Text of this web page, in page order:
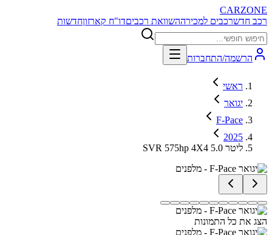
CARZONE
רכב חדשרכבים למכירההשוואת רכביםדו"ח קארזוןחדשות
הרשמה/התחברות
ראשי
יגואר
F-Pace
2025
SVR 575hp 4X4 5.0 ליטר
הצג את כל התמונות